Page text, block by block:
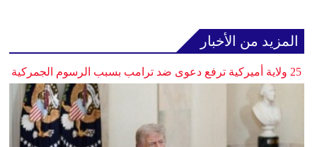
المزيد من الأخبار
25 ولاية أميركية ترفع دعوى ضد ترامب بسبب الرسوم الجمركية